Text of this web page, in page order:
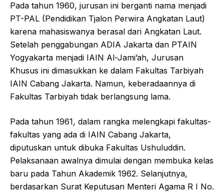
Pada tahun 1960, jurusan ini berganti nama menjadi
PT-PAL (Pendidikan Tjalon Perwira Angkatan Laut)
karena mahasiswanya berasal dari Angkatan Laut.
Setelah penggabungan ADIA Jakarta dan PTAIN
Yogyakarta menjadi IAIN Al-Jami’ah, Jurusan
Khusus ini dimasukkan ke dalam Fakultas Tarbiyah
IAIN Cabang Jakarta. Namun, keberadaannya di
Fakultas Tarbiyah tidak berlangsung lama.
Pada tahun 1961, dalam rangka melengkapi fakultas-
fakultas yang ada di IAIN Cabang Jakarta,
diputuskan untuk dibuka Fakultas Ushuluddin.
Pelaksanaan awalnya dimulai dengan membuka kelas
baru pada Tahun Akademik 1962. Selanjutnya,
berdasarkan Surat Keputusan Menteri Agama R I No.